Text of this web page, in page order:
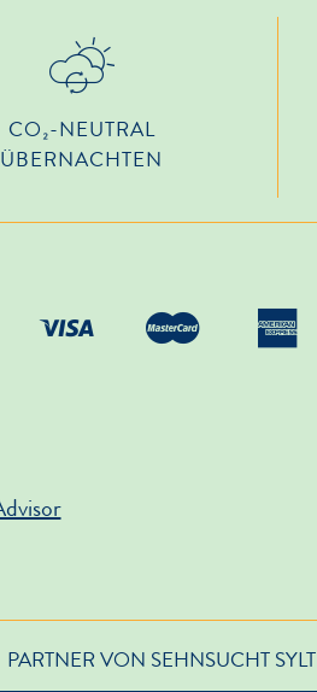
CO₂-NEUTRAL
ÜBERNACHTEN
PARTNER VON SEHNSUCHT SYLT